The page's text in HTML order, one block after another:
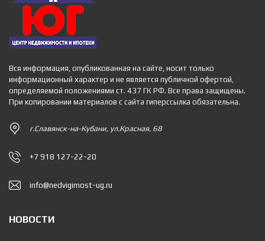
Вся информация, опубликованная на сайте, носит только
информационный характер и не является публичной офертой,
определяемой положениями ст. 437 ГК РФ. Все права защищены.
При копировании материалов с сайта гиперссылка обязательна.
г.Славянск-на-Кубани, ул.Красная, 68
+7 918 127-22-20
info@nedvigimost-ug.ru
НОВОСТИ